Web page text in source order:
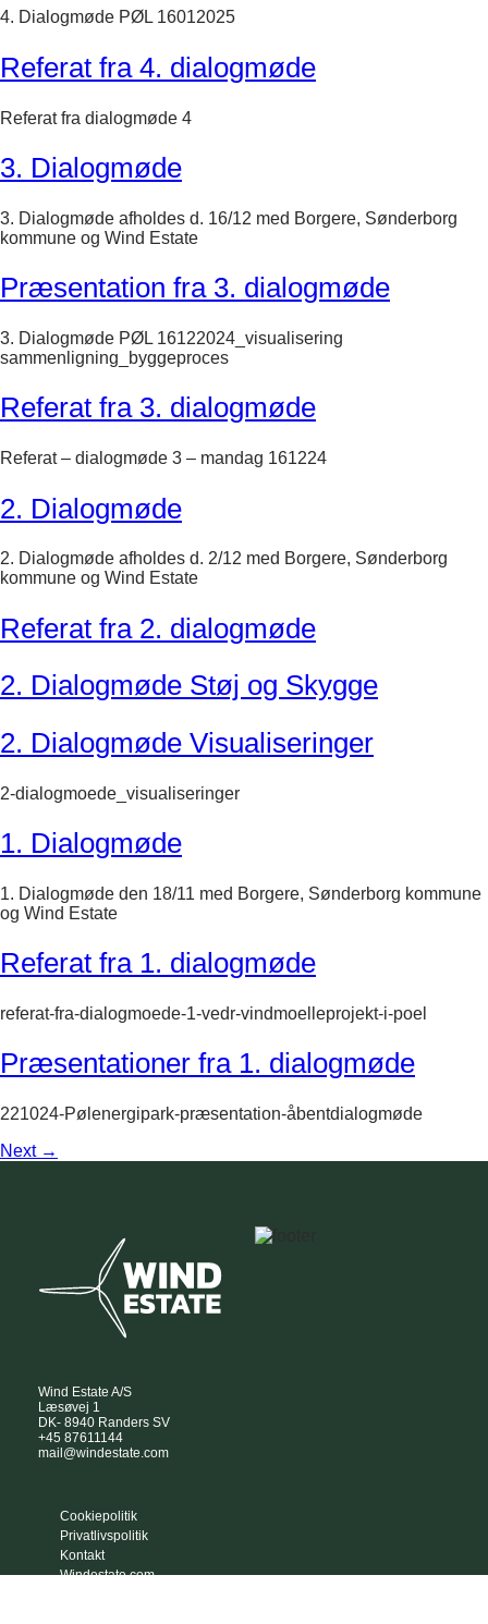
4. Dialogmøde PØL 16012025
Referat fra 4. dialogmøde
Referat fra dialogmøde 4
3. Dialogmøde
3. Dialogmøde afholdes d. 16/12 med Borgere, Sønderborg
kommune og Wind Estate
Præsentation fra 3. dialogmøde
3. Dialogmøde PØL 16122024_visualisering
sammenligning_byggeproces
Referat fra 3. dialogmøde
Referat – dialogmøde 3 – mandag 161224
2. Dialogmøde
2. Dialogmøde afholdes d. 2/12 med Borgere, Sønderborg
kommune og Wind Estate
Referat fra 2. dialogmøde
2. Dialogmøde Støj og Skygge
2. Dialogmøde Visualiseringer
2-dialogmoede_visualiseringer
1. Dialogmøde
1. Dialogmøde den 18/11 med Borgere, Sønderborg kommune
og Wind Estate
Referat fra 1. dialogmøde
referat-fra-dialogmoede-1-vedr-vindmoelleprojekt-i-poel
Præsentationer fra 1. dialogmøde
221024-Pølenergipark-præsentation-åbentdialogmøde
Next →
Wind Estate A/S
Læsøvej 1
DK- 8940 Randers SV
+45 87611144
mail@windestate.com
Cookiepolitik
Privatlivspolitik
Kontakt
Windestate.com